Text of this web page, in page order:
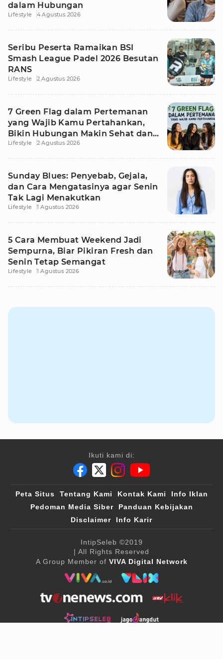
dalam Hubungan
Lifestyle 4 Agustus 2026
Seribu Peserta Ramaikan BSI
Smash League Padel 2026 Besutan
RANS
Lifestyle 2 Agustus 2026
7 Green Flag dalam Pertemanan
yang Wajib Kamu Pertahankan,
Bikin Hubungan Makin Sehat dan
Awet
Lifestyle 2 Agustus 2026
Sunday Blues: Penyebab, Gejala,
dan Cara Mengatasinya agar Senin
Tak Lagi Menakutkan
Lifestyle 1 Agustus 2026
5 Cara Membuat Weekend Jadi
Sempurna, Biar Pikiran Fresh dan
Senin Tetap Semangat
Lifestyle 1 Agustus 2026
Ikuti kami di:
Peta Situs Tentang Kami Kontak Kami
Info Iklan
Pedoman Media Siber
Panduan Kebijakan
Disclaimer
Info Karir
IntipSeleb ©2019
| All Rights Reserved
A Group Member of VIVA Digital Network